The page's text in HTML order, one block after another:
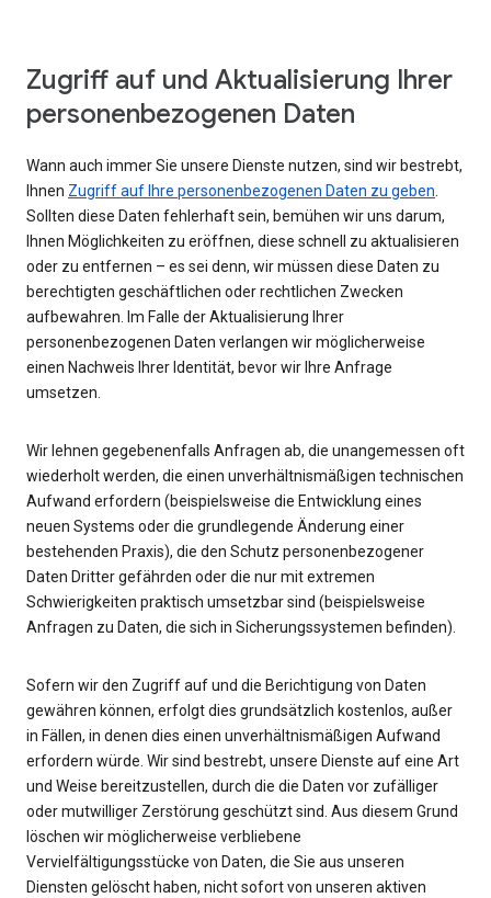
Zugriff auf und Aktualisierung Ihrer
personenbezogenen Daten
Wann auch immer Sie unsere Dienste nutzen, sind wir bestrebt,
Ihnen Zugriff auf Ihre personenbezogenen Daten zu geben.
Sollten diese Daten fehlerhaft sein, bemühen wir uns darum,
Ihnen Möglichkeiten zu eröffnen, diese schnell zu aktualisieren
oder zu entfernen – es sei denn, wir müssen diese Daten zu
berechtigten geschäftlichen oder rechtlichen Zwecken
aufbewahren. Im Falle der Aktualisierung Ihrer
personenbezogenen Daten verlangen wir möglicherweise
einen Nachweis Ihrer Identität, bevor wir Ihre Anfrage
umsetzen.
Wir lehnen gegebenenfalls Anfragen ab, die unangemessen oft
wiederholt werden, die einen unverhältnismäßigen technischen
Aufwand erfordern (beispielsweise die Entwicklung eines
neuen Systems oder die grundlegende Änderung einer
bestehenden Praxis), die den Schutz personenbezogener
Daten Dritter gefährden oder die nur mit extremen
Schwierigkeiten praktisch umsetzbar sind (beispielsweise
Anfragen zu Daten, die sich in Sicherungssystemen befinden).
Sofern wir den Zugriff auf und die Berichtigung von Daten
gewähren können, erfolgt dies grundsätzlich kostenlos, außer
in Fällen, in denen dies einen unverhältnismäßigen Aufwand
erfordern würde. Wir sind bestrebt, unsere Dienste auf eine Art
und Weise bereitzustellen, durch die die Daten vor zufälliger
oder mutwilliger Zerstörung geschützt sind. Aus diesem Grund
löschen wir möglicherweise verbliebene
Vervielfältigungsstücke von Daten, die Sie aus unseren
Diensten gelöscht haben, nicht sofort von unseren aktiven